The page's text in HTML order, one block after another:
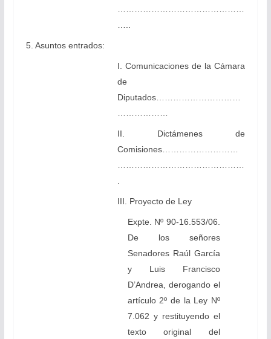
………………………………………
…..
5. Asuntos entrados:
I. Comunicaciones de la Cámara
de
Diputados…………………………
………………
II. Dictámenes de
Comisiones………………………
………………………………………
.
III. Proyecto de Ley
Expte. Nº 90-16.553/06.
De los señores
Senadores Raúl García
y Luis Francisco
D’Andrea, derogando el
artículo 2º de la Ley Nº
7.062 y restituyendo el
texto original del